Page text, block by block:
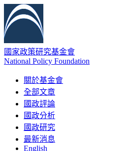
國家政策研究基金會
National Policy Foundation
關於基金會
全部文章
國政評論
國政分析
國政研究
最新消息
English